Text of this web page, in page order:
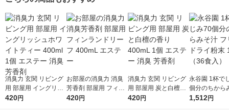
消臭力 玄関 リビング
用 部屋用 イングリッ
シュホワイトティー 4
420円
お部屋の消臭力 消臭
芳香剤 部屋用 フィン
ランドリーフ 400mL
420円
消臭力 玄関 リビング
用 部屋用 炭と白檀の
香り 400mL 1個 エス
420円
永谷園 1杯で
個分のちから
フリーズドラ
1,512円